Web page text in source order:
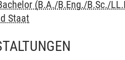
(B.A./B.Eng./B.Sc./
Staat